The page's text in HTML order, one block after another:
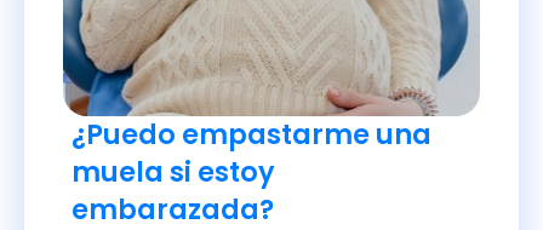
¿Puedo empastarme una
muela si estoy
embarazada?